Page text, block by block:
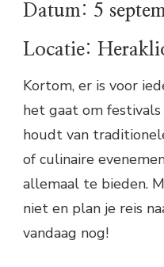
Datum: 5
Locatie:
Kortom, er is voor
het gaat om
houdt van
of culinaire
allemaal te bieden.
niet en plan je reis
vandaag nog!